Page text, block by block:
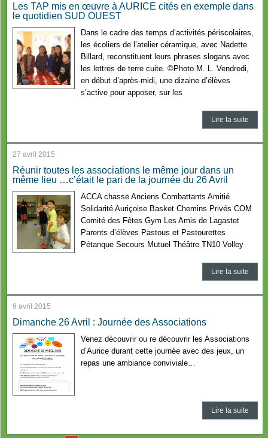
Les TAP mis en œuvre à AURICE cités en exemple dans
le quotidien SUD OUEST
Dans le cadre des temps d’activités périscolaires,
les écoliers de l’atelier céramique, avec Nadette
Billard, reconstituent leurs phrases slogans avec
les lettres de terre cuite. ©Photo M. L. Vendredi,
en début d’après-midi, une dizaine d’élèves
s’active pour apposer, sur les
Lire la suite
27 avril 2015
Réunir toutes les associations le même jour dans un
même lieu …c’était le pari de la journée du 26 Avril
ACCA chasse Anciens Combattants Amitié
Solidarité Auriçoise Basket Chemins Privés COM
Comité des Fêtes Gym Les Amis de Lagastet
Parents d’élèves Pastous et Pastourettes
Pétanque Secours Mutuel Théâtre TN10 Volley
Lire la suite
9 avril 2015
Dimanche 26 Avril : Journée des Associations
Venez découvrir ou re découvrir les Associations
d’Aurice durant cette journée avec des jeux, un
repas une ambiance conviviale…
Lire la suite